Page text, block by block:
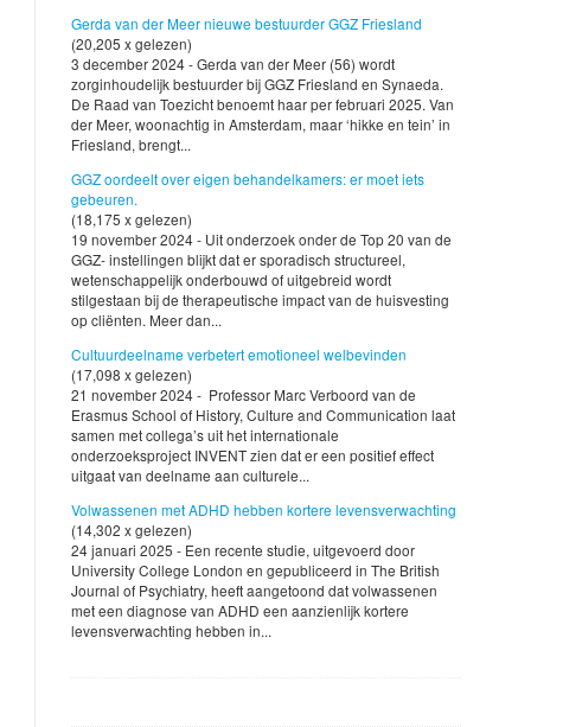
Gerda van der Meer nieuwe bestuurder GGZ Friesland
(20,205 x gelezen)
3 december 2024 - Gerda van der Meer (56) wordt
zorginhoudelijk bestuurder bij GGZ Friesland en Synaeda.
De Raad van Toezicht benoemt haar per februari 2025. Van
der Meer, woonachtig in Amsterdam, maar ‘hikke en tein’ in
Friesland, brengt...
GGZ oordeelt over eigen behandelkamers: er moet iets
gebeuren.
(18,175 x gelezen)
19 november 2024 - Uit onderzoek onder de Top 20 van de
GGZ- instellingen blijkt dat er sporadisch structureel,
wetenschappelijk onderbouwd of uitgebreid wordt
stilgestaan bij de therapeutische impact van de huisvesting
op cliënten. Meer dan...
Cultuurdeelname verbetert emotioneel welbevinden
(17,098 x gelezen)
21 november 2024 - Professor Marc Verboord van de
Erasmus School of History, Culture and Communication laat
samen met collega’s uit het internationale
onderzoeksproject INVENT zien dat er een positief effect
uitgaat van deelname aan culturele...
Volwassenen met ADHD hebben kortere levensverwachting
(14,302 x gelezen)
24 januari 2025 - Een recente studie, uitgevoerd door
University College London en gepubliceerd in The British
Journal of Psychiatry, heeft aangetoond dat volwassenen
met een diagnose van ADHD een aanzienlijk kortere
levensverwachting hebben in...